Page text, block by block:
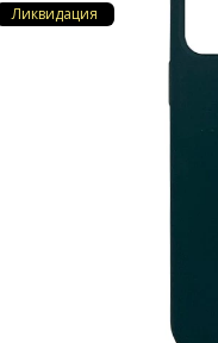
Ликвидация